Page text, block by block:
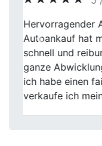
Ich schätze
transparente
Autoankauf in
war effizient
Previous